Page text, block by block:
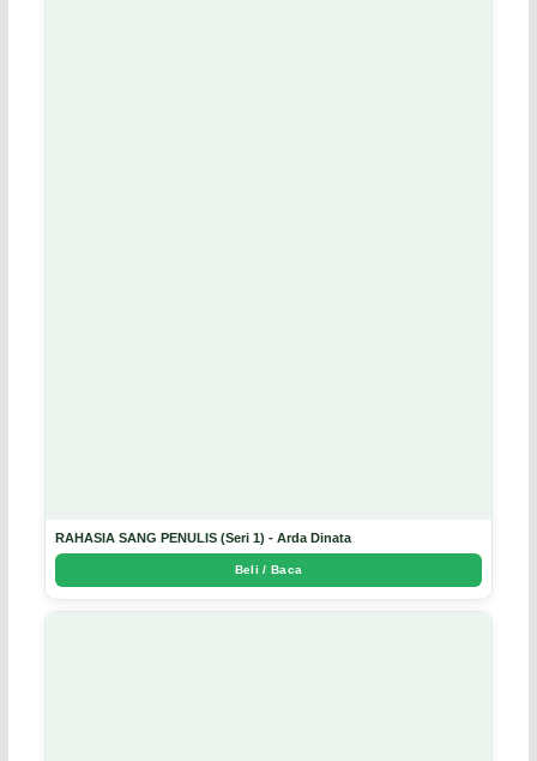
RAHASIA SANG PENULIS (Seri 1) - Arda Dinata
Beli / Baca